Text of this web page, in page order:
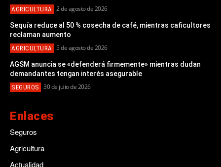
AGRICULTURA 2 de agosto de 2026
Sequía reduce al 50 % cosecha de café, mientras caficultores
reclaman aumento
AGRICULTURA 5 de agosto de 2026
AGSM anuncia se «defenderá firmemente» mientras dudan
demandantes tengan interés asegurable
SEGUROS 30 de julio de 2026
Enlaces
Seguros
Agricultura
Actualidad